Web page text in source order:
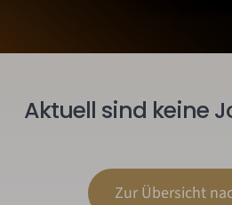
Aktuell sind keine
Zur Übersicht